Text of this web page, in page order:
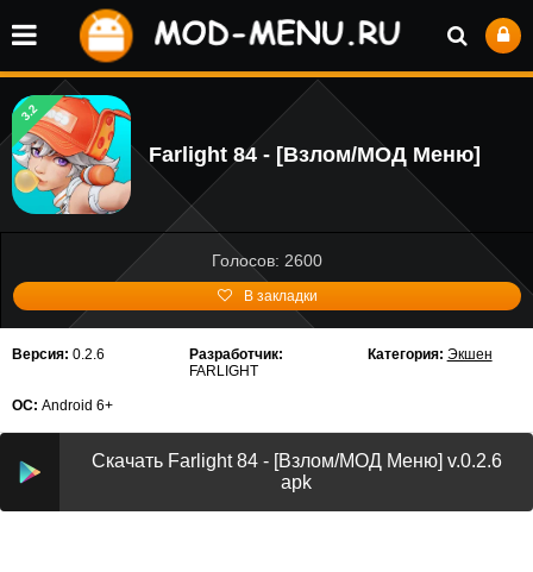
3.2
Farlight 84 - [Взлом/МОД Меню]
Голосов: 2600
В закладки
Версия: 0.2.6
Разработчик:
FARLIGHT
Категория: Экшен
ОС: Android 6+
Скачать Farlight 84 - [Взлом/МОД Меню] v.0.2.6
apk